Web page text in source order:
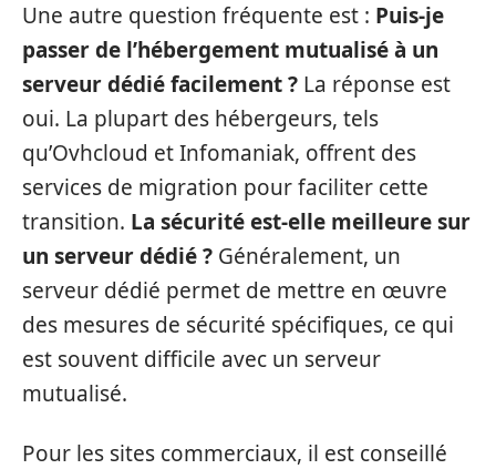
Une autre question fréquente est : Puis-je
passer de l’hébergement mutualisé à un
serveur dédié facilement ? La réponse est
oui. La plupart des hébergeurs, tels
qu’Ovhcloud et Infomaniak, offrent des
services de migration pour faciliter cette
transition. La sécurité est-elle meilleure sur
un serveur dédié ? Généralement, un
serveur dédié permet de mettre en œuvre
des mesures de sécurité spécifiques, ce qui
est souvent difficile avec un serveur
mutualisé.
Pour les sites commerciaux, il est conseillé